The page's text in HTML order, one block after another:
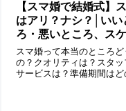
【スマ婚で結婚式】
はアリ？ナシ？│いい
ろ・悪いところ、ス
ール、キャンセルポリ
など
スマ婚って本当のところど
の？クオリティは？スタッ
サービスは？準備期間はど